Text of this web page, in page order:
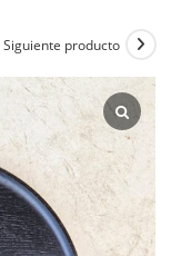
Siguiente producto